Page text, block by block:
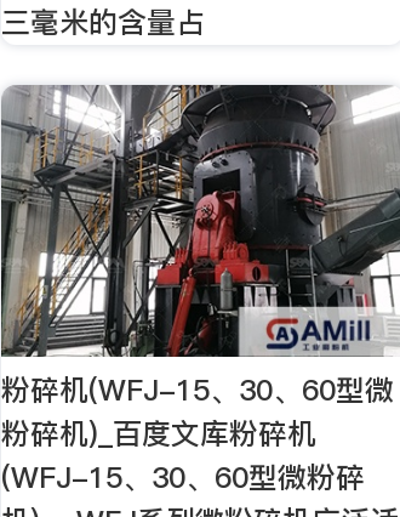
三毫米的含量占
粉碎机(WFJ-15、30、60型微
粉碎机)_百度文库粉碎机
(WFJ-15、30、60型微粉碎